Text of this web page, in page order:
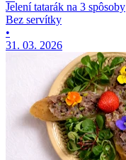
Jelení tatarák na 3 spôsoby
Bez servítky
•
31. 03. 2026